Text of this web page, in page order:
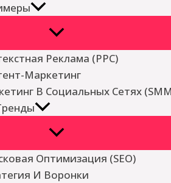
Реклама (PPC)
Маркетинг
В Социальных Сетях
Оптимизация (SEO)
И Воронки